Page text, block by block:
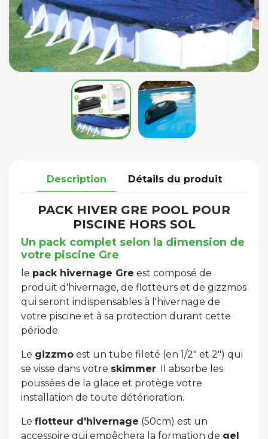
Description Détails du produit
PACK HIVER GRE POOL POUR
PISCINE HORS SOL
Un pack complet selon la dimension de
votre piscine Gre
le pack hivernage Gre est composé de
produit d'hivernage, de flotteurs et de gizzmos
qui seront indispensables à l'hivernage de
votre piscine et à sa protection durant cette
période.
Le gizzmo est un tube fileté (en 1/2" et 2") qui
se visse dans votre skimmer. Il absorbe les
poussées de la glace et protège votre
installation de toute détérioration.
Le flotteur d'hivernage (50cm) est un
accessoire qui empêchera la formation de gel